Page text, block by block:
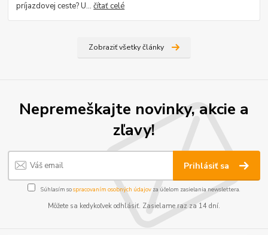
príjazdovej ceste? U...čítať celé
Zobraziť všetky články
Nepremeškajte novinky, akcie a
zľavy!
Prihlásiť sa
Súhlasím sospracovaním osobných údajov za účelom zasielania newslettera.
Môžete sa kedykoľvek odhlásiť. Zasielame raz za 14 dní.